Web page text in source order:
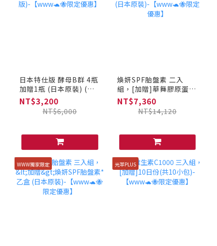
日本特仕版 酵母B群 4瓶
加贈1瓶 (日本原裝) (酵
母增強版)-【www🐢🐝
限定優惠】
NT$3,200
NT$6,000
煥妍SPF胎盤素 二入
組，[加贈]華舞膠原蛋白
飲*兩盒 (日本原裝)-
【www🐢🐝限定優惠】
NT$7,360
NT$14,120
WWW獨家限定 光萃PLUS